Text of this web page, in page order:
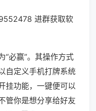
进群获取软
“必赢”。其操作方式
自定义手机打牌系统
挂功能，一键便可以
管你是想分享给好友